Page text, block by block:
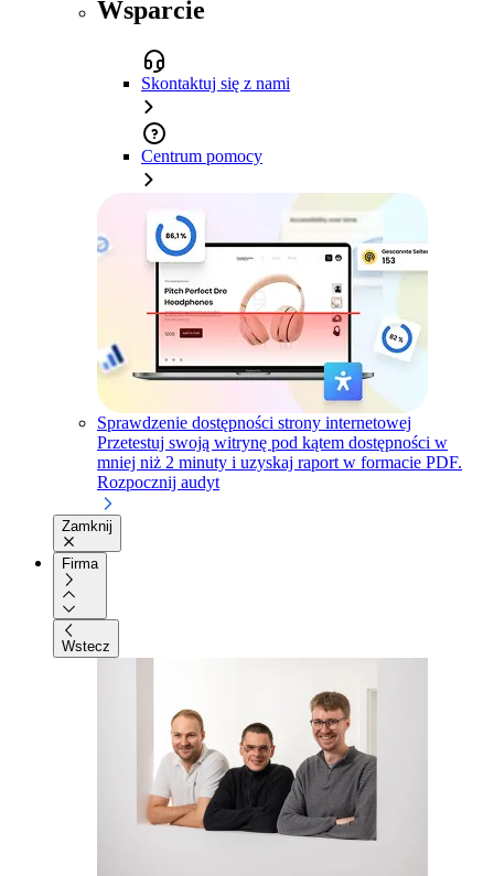
Wsparcie
Skontaktuj się z nami
Centrum pomocy
Sprawdzenie dostępności strony internetowej
Przetestuj swoją witrynę pod kątem dostępności w
mniej niż 2 minuty i uzyskaj raport w formacie PDF.
Rozpocznij audyt
Zamknij
Firma
Wstecz